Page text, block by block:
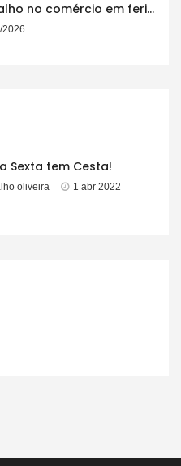
Acordo regulamenta trabalho no comércio em feriados
2026
Sexta tem Cesta!
oliveira 1 abr 2022